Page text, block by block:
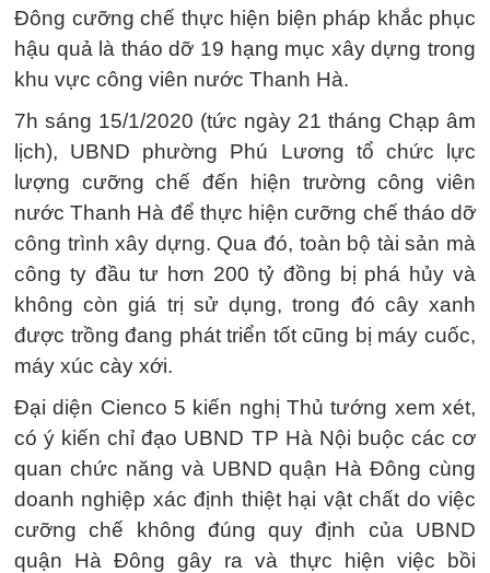
Đông cưỡng chế thực hiện biện pháp khắc phục
hậu quả là tháo dỡ 19 hạng mục xây dựng trong
khu vực công viên nước Thanh Hà.
7h sáng 15/1/2020 (tức ngày 21 tháng Chạp âm
lịch), UBND phường Phú Lương tổ chức lực
lượng cưỡng chế đến hiện trường công viên
nước Thanh Hà để thực hiện cưỡng chế tháo dỡ
công trình xây dựng. Qua đó, toàn bộ tài sản mà
công ty đầu tư hơn 200 tỷ đồng bị phá hủy và
không còn giá trị sử dụng, trong đó cây xanh
được trồng đang phát triển tốt cũng bị máy cuốc,
máy xúc cày xới.
Đại diện Cienco 5 kiến nghị Thủ tướng xem xét,
có ý kiến chỉ đạo UBND TP Hà Nội buộc các cơ
quan chức năng và UBND quận Hà Đông cùng
doanh nghiệp xác định thiệt hại vật chất do việc
cưỡng chế không đúng quy định của UBND
quận Hà Đông gây ra và thực hiện việc bồi